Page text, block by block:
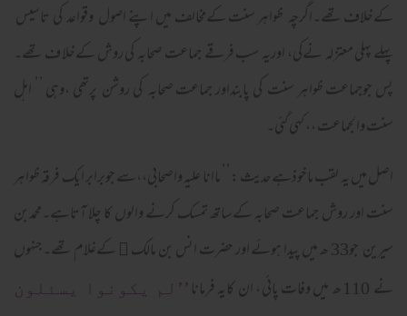
کےخلاف تھے۔اگرچہ ظواہر سنت کےمخالف میں اپنے اصول وقواعد کی تاسیس
پہلے پہلی معتزلہ نےکی، اوریہ سب فرقے جماعت صحابہ کی روش کےخلا ف تھے۔
پس جوجماعت ظواہر سنت کی پابنداور جماعت صحابہ کی روشن پرتھی ،وہی ’’ اہل
سنت والجماعت ،، کہی گئی۔
اصل میں یہ لقب ماخوذہےحدیث :’’ ماانا علیہ واصحابی،،سے جوبرابر ایک فرقہ ظواہر
سنت اور روش جماعت صحابہ کےساتھ تمسک کرنے والوں کا چلا آتاہے۔محمدبن
سیرین جو33 ھ میں پیدا ہوئے اور حضرت انس بن مالک ﷜ کےغلام تھے۔جنہوں
نے 110 ھ میں وفات پائی ، ان کایہ فرمانا
’’لم يكونوا يسئلون